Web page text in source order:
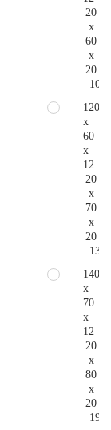
20
x
60
x
20
120
x
60
x
12
20
x
70
x
20
140
x
70
x
12
20
x
80
x
20